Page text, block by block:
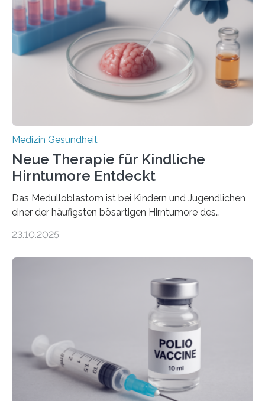
Herzbelastung und des oxidativen Stresses
Rhythmusstörungen reduzieren lassen. Würzburg. Die
hypertrophe Kardiomyopathie (HCM) ist die häufigste
erblich bedingte Herzerkrankung. Sie führt dazu, dass
sich die linke Herzkammer verdickt, der Herzmuskel zu
stark kontrahiert…
Medizin Gesundheit
Neue Therapie für Kindliche
Hirntumore Entdeckt
Das Medulloblastom ist bei Kindern und Jugendlichen
einer der häufigsten bösartigen Hirntumore des
Betroffenen können mit heutigen Methoden geheilt
Dringend benötigt werden zielgerichtete Therapien, die
nur Tumorschwachstellen angreifen und normales
Gewebe verschonen. Forschende um Daniel Merk vom
Hertie-Institut für klinische Hirnforschung am
Universitätsklinikum Tübingen haben eine solche
Schwachstelle im Erbgut einer Untergruppe des
Medulloblastoms gefunden. Die Wilhelm Sander-
Stiftung unterstützte das Projekt…
23.10.2025